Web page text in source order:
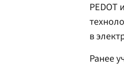
PEDOT
в
Ранее